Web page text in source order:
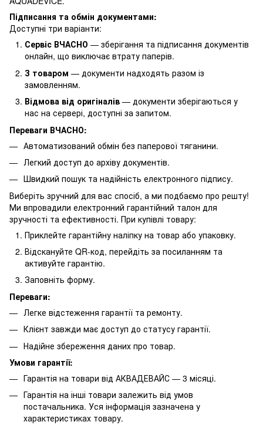
Підписання та обмін документами:
Доступні три варіанти:
Сервіс ВЧАСНО — зберігання та підписання документів
онлайн, що виключає втрату паперів.
З товаром — документи надходять разом із
замовленням.
Відмова від оригіналів — документи зберігаються у
нас на сервері, доступні за запитом.
Переваги ВЧАСНО:
Автоматизований обмін без паперової тяганини.
Легкий доступ до архіву документів.
Швидкий пошук та надійність електронного підпису.
Виберіть зручний для вас спосіб, а ми подбаємо про решту!
Ми впровадили електронний гарантійний талон для
зручності та ефективності. При купівлі товару:
Приклейте гарантійну наліпку на товар або упаковку.
Відскануйте QR-код, перейдіть за посиланням та
активуйте гарантію.
Заповніть форму.
Переваги:
Легке відстеження гарантії та ремонту.
Клієнт завжди має доступ до статусу гарантії.
Надійне збереження даних про товар.
Умови гарантії:
Гарантія на товари від АКВАДЕВАЙС — 3 місяці.
Гарантія на інші товари залежить від умов
постачальника. Уся інформація зазначена у
характеристиках товару.